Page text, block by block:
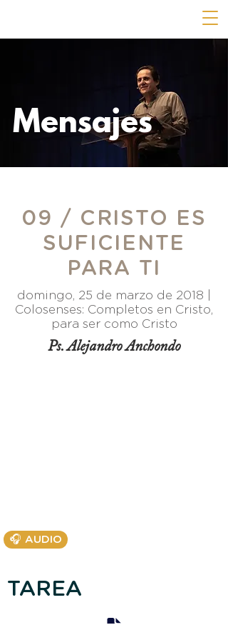
Mensajes
09 / CRISTO ES
SUFICIENTE
PARA TI
domingo, 25 de marzo de 2018 |
Colosenses: Completos en Cristo,
para ser como Cristo
Ps. Alejandro Anchondo
🎧 AUDIO
TAREA